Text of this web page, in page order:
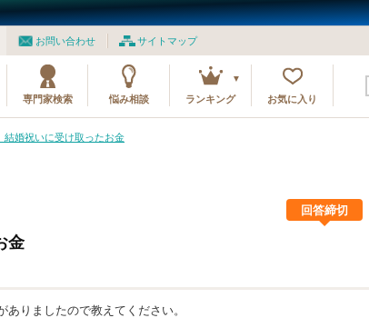
お問い合わせ サイトマップ
専門家検索 悩み相談 ランキング お気に入り
婚祝いに受け取ったお金
回答締切
金
りましたので教えてください。